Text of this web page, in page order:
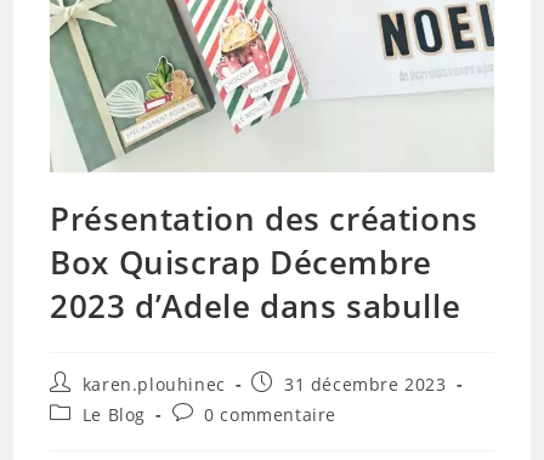
Présentation des créations
Box Quiscrap Décembre
2023 d’Adele dans sabulle
Auteur/autrice
de
la
karen.plouhinec
Publication
publiée :
31 décembre 2023
PostLe Blog
Commentaires
0 commentaire